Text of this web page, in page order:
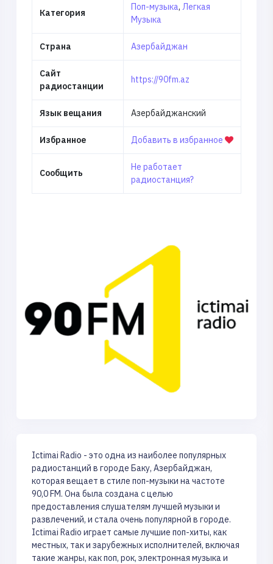
Категория
Поп-музыка, Легкая
Музыка
Страна Азербайджан
Сайт
радиостанции
https://90fm.az
Язык вещания Азербайджанский
Избранное Добавить в избранное
Сообщить
Не работает
радиостанция?
Ictimai Radio - это одна из наиболее популярных
радиостанций в городе Баку, Азербайджан,
которая вещает в стиле поп-музыки на частоте
90,0 FM. Она была создана с целью
предоставления слушателям лучшей музыки и
развлечений, и стала очень популярной в городе.
Ictimai Radio играет самые лучшие поп-хиты, как
местных, так и зарубежных исполнителей, включая
такие жанры, как поп, рок, электронная музыка и